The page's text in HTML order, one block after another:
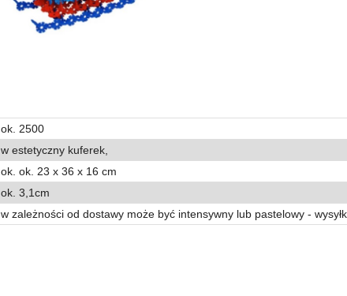
ok. 2500
w estetyczny kuferek,
ok. ok. 23 x 36 x 16 cm
ok. 3,1cm
w zależności od dostawy może być intensywny lub pastelowy -